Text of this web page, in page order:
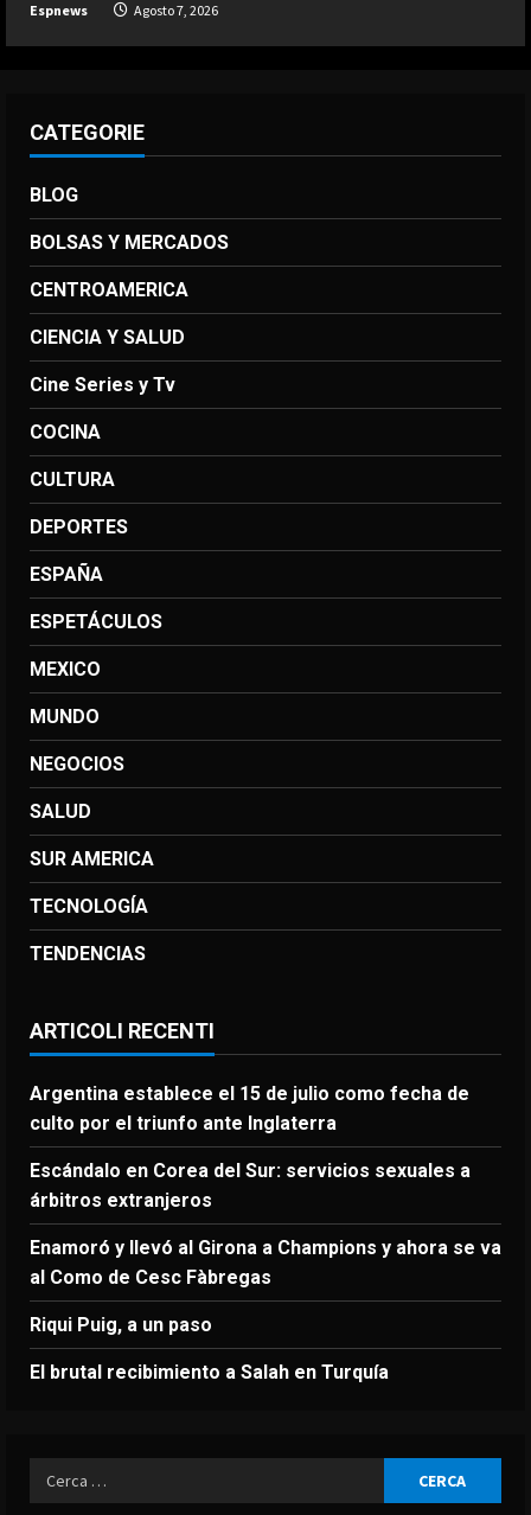
Espnews Agosto 7, 2026
CATEGORIE
BLOG
BOLSAS Y MERCADOS
CENTROAMERICA
CIENCIA Y SALUD
Cine Series y Tv
COCINA
CULTURA
DEPORTES
ESPAÑA
ESPETÁCULOS
MEXICO
MUNDO
NEGOCIOS
SALUD
SUR AMERICA
TECNOLOGÍA
TENDENCIAS
ARTICOLI RECENTI
Argentina establece el 15 de julio como fecha de
culto por el triunfo ante Inglaterra
Escándalo en Corea del Sur: servicios sexuales a
árbitros extranjeros
Enamoró y llevó al Girona a Champions y ahora se va
al Como de Cesc Fàbregas
Riqui Puig, a un paso
El brutal recibimiento a Salah en Turquía
Ricerca
per: